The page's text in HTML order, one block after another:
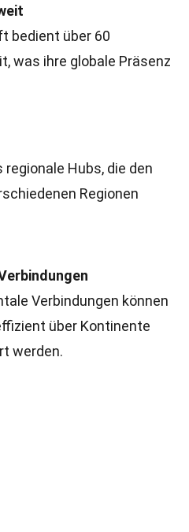
bedient über 60
was ihre globale Präsenz
regionale Hubs, die den
Regionen
Verbindungen können
über Kontinente
werden.